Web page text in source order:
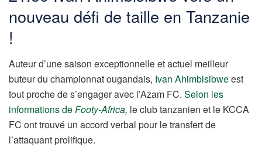
nouveau défi de taille en Tanzanie
!
Auteur d’une saison exceptionnelle et actuel meilleur
buteur du championnat ougandais, Ivan Ahimbisibweest
tout proche de s’engager avec l’Azam FC. Selon les
informations deFooty-Africa, le club tanzanien et le KCCA
FC ont trouvé un accord verbal pour le transfert de
l’attaquant prolifique.